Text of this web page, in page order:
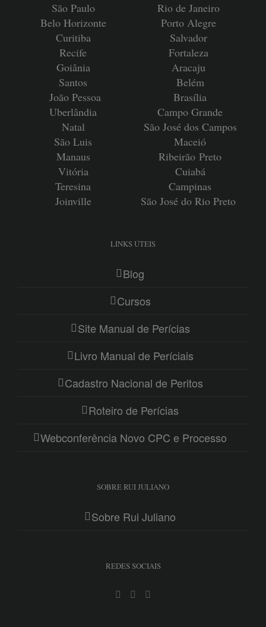
São Paulo
Rio de Janeiro
Belo Horizonte
Porto Alegre
Curitiba
Salvador
Recife
Fortaleza
Goiânia
Aracaju
Santos
Belém
João Pessoa
Brasília
Uberlândia
Campo Grande
Natal
São José dos Campos
São Luis
Maceió
Manaus
Ribeirão Preto
Vitória
Cuiabá
Teresina
Campinas
Joinville
São José do Rio Preto
LINKS ÚTEIS
Blog
Cursos
Site Manual de Perícias
Livro Manual de Períciais
Cadastro Nacional de Peritos
Roteiro de Perícias
Webconferência Novo CPC e Processo
SOBRE RUI JULIANO
Sobre Rui Juliano
REDES SOCIAIS